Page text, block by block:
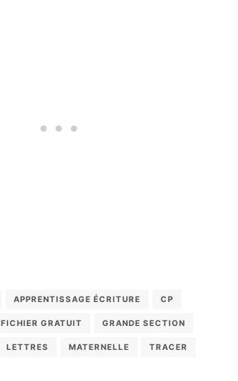
APPRENTISSAGE ÉCRITURE CP
FICHIER GRATUIT GRANDE SECTION
LETTRES MATERNELLE TRACER